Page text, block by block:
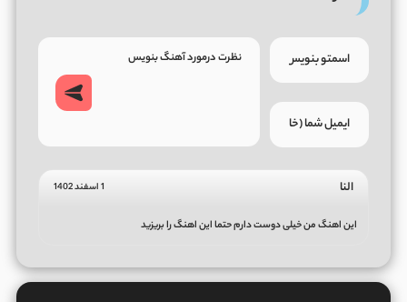
النا 1 اسفند 1402
این اهنگ من خیلی دوست دارم حتما این اهنگ را بریزید